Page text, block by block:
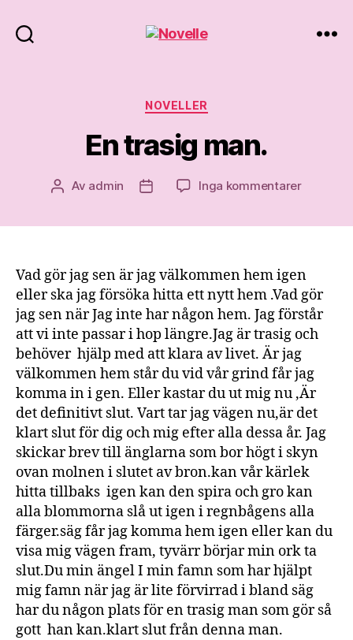
Kategorier
NOVELLER
En trasig man.
Inläggsförfattare
Av admin InläggsdatumInga kommentarertill
Vad gör jag sen är jag välkommen hem igen
eller ska jag försöka hitta ett nytt hem .Vad gör
jag sen när Jag inte har någon hem. Jag förstår
att vi inte passar i hop längre.Jag är trasig och
behöver hjälp med att klara av livet. Är jag
välkommen hem står du vid vår grind får jag
komma in i gen. Eller kastar du ut mig nu ,Är
det definitivt slut. Vart tar jag vägen nu,är det
klart slut för dig och mig efter alla dessa år. Jag
skickar brev till änglarna som bor högt i skyn
ovan molnen i slutet av bron.kan vår kärlek
hitta tillbaks igen kan den spira och gro kan
alla blommorna slå ut igen i regnbågens alla
färger.säg får jag komma hem igen eller kan du
visa mig vägen fram, tyvärr börjar min ork ta
slut.Du min ängel I min famn som har hjälpt
mig famn när jag är lite förvirrad i bland säg
har du någon plats för en trasig man som gör så
gott han kan.klart slut från denna man.